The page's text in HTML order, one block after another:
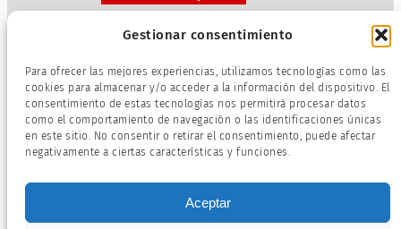
Gestionar consentimiento
Para ofrecer las mejores experiencias, utilizamos tecnologías como las
cookies para almacenar y/o acceder a la información del dispositivo. El
consentimiento de estas tecnologías nos permitirá procesar datos
como el comportamiento de navegación o las identificaciones únicas
en este sitio. No consentir o retirar el consentimiento, puede afectar
negativamente a ciertas características y funciones.
Aceptar
Política de privacidad
Términos de servicio
Política de cookies